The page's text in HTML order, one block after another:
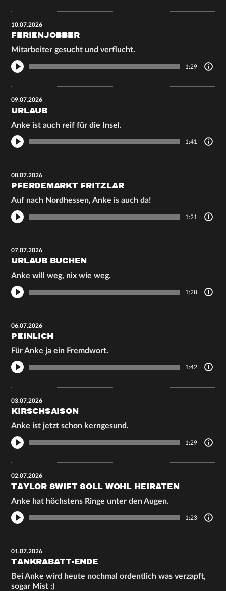
10.07.2026
FERIENJOBBER
Mitarbeiter gesucht und verflucht.
1:29
09.07.2026
URLAUB
Anke ist auch reif für die Insel.
1:41
08.07.2026
PFERDEMARKT FRITZLAR
Auf nach Nordhessen, Anke is auch da!
1:21
07.07.2026
URLAUB BUCHEN
Anke will weg, nix wie weg.
1:28
06.07.2026
PEINLICH
Für Anke ja ein Fremdwort.
1:42
03.07.2026
KIRSCHSAISON
Anke ist jetzt schon kerngesund.
1:29
02.07.2026
TAYLOR SWIFT SOLL WOHL HEIRATEN
Anke hat höchstens Ringe unter den Augen.
1:23
01.07.2026
TANKRABATT-ENDE
Bei Anke wird heute nochmal ordentlich was verzapft,
sogar Mist :)